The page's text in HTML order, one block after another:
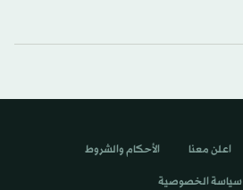
اعلن معنا الأحكام والشروط
سياسة الخصوصية